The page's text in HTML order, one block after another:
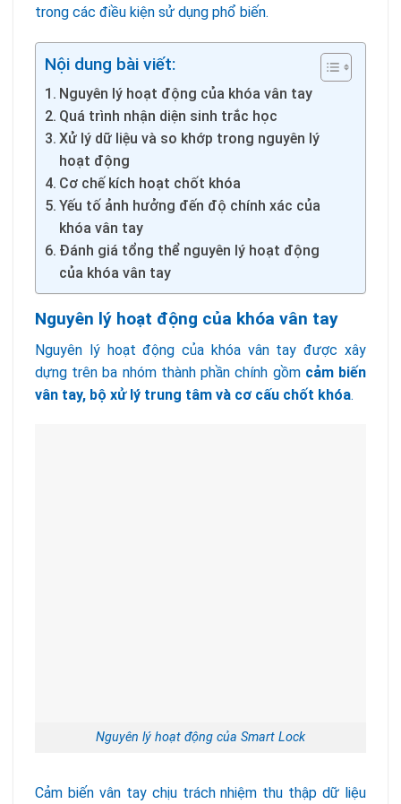
trong các điều kiện sử dụng phổ biến.
Nội dung bài viết:
Nguyên lý hoạt động của khóa vân tay
Quá trình nhận diện sinh trắc học
Xử lý dữ liệu và so khớp trong nguyên lý
hoạt động
Cơ chế kích hoạt chốt khóa
Yếu tố ảnh hưởng đến độ chính xác của
khóa vân tay
Đánh giá tổng thể nguyên lý hoạt động
của khóa vân tay
Nguyên lý hoạt động của khóa vân tay
Nguyên lý hoạt động của khóa vân tay được xây
dựng trên ba nhóm thành phần chính gồmcảm biến
vân tay, bộ xử lý trung tâm và cơ cấu chốt khóa.
Nguyên lý hoạt động của Smart Lock
Cảm biến vân tay chịu trách nhiệm thu thập dữ liệu